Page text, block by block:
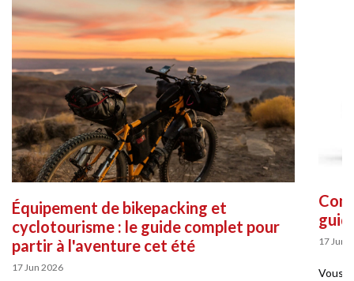
Équipement de bikepacking et
cyclotourisme : le guide complet pour
partir à l'aventure cet été
17 Jun 2026
17 Jun
Vous